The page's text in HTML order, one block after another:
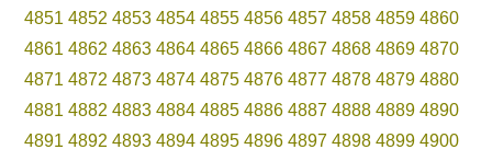
4851 4852 4853 4854 4855 4856 4857 4858 4859 4860
4861 4862 4863 4864 4865 4866 4867 4868 4869 4870
4871 4872 4873 4874 4875 4876 4877 4878 4879 4880
4881 4882 4883 4884 4885 4886 4887 4888 4889 4890
4891 4892 4893 4894 4895 4896 4897 4898 4899 4900